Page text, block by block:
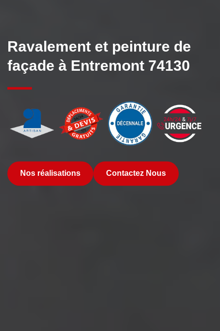
Ravalement et peinture de
façade à Entremont 74130
Nos réalisations Contactez Nous